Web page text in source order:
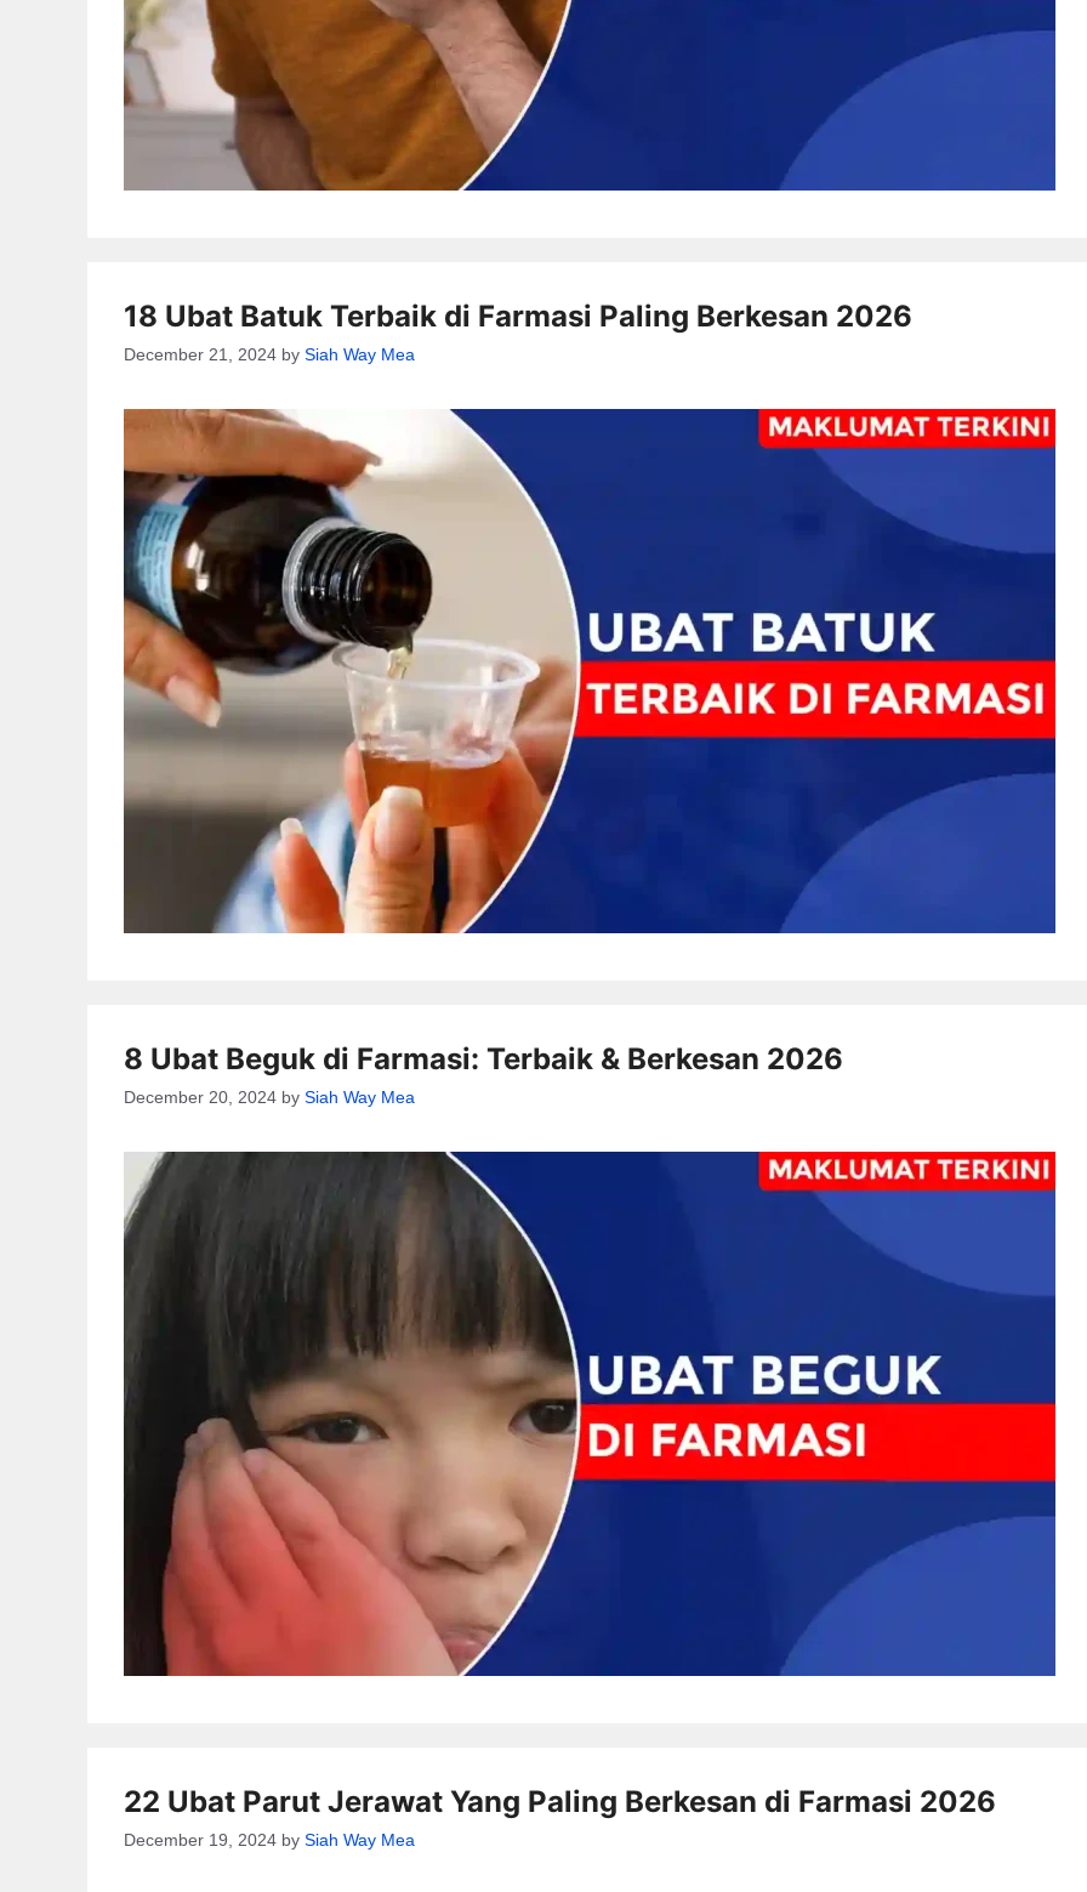
18 Ubat Batuk Terbaik di Farmasi Paling Berkesan 2026
December 21, 2024 by Siah Way Mea
8 Ubat Beguk di Farmasi: Terbaik & Berkesan 2026
December 20, 2024 by Siah Way Mea
22 Ubat Parut Jerawat Yang Paling Berkesan di Farmasi 2026
December 19, 2024 by Siah Way Mea